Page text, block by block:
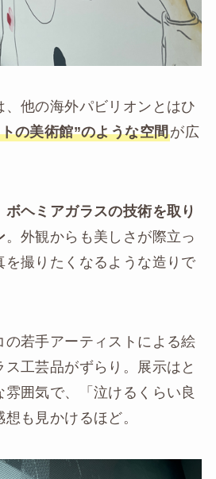
、他の海外パビリオンとはひ
の美術館”のような空間が広
ボヘミアガラスの技術を取り
。外観からも美しさが際立っ
を撮りたくなるような造りで
の若手アーティストによる絵
工芸品がずらり。展示はと
囲気で、「泣けるくらい良
も見かけるほど。